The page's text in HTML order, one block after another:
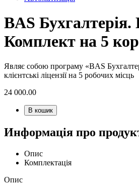
BAS
Комплект на 5
Являє собою програму «BAS
клієнтські ліцензії на 5 робочих місць
24 000.00
В кошик
Информація про
Опис
Комплектація
Опис